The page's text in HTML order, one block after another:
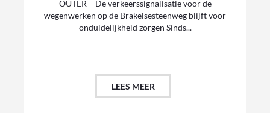
OUTER – De verkeerssignalisatie voor de
wegenwerken op de Brakelsesteenweg blijft voor
onduidelijkheid zorgen Sinds...
LEES MEER